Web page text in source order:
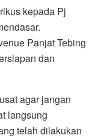
kepada Pj
Panjat Tebing
dan
agar jangan
langsung
telah dilakukan